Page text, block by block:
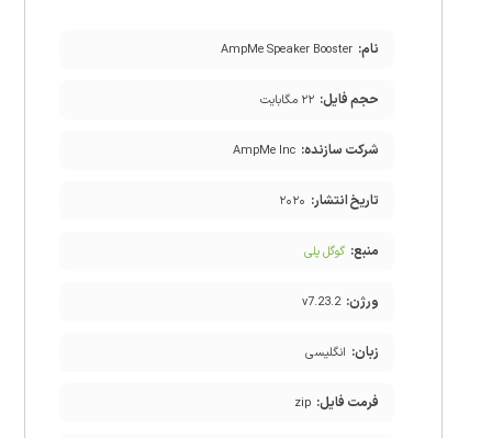
نام: AmpMe Speaker Booster
حجم فایل: ۲۲ مگابایت
شرکت سازنده: AmpMe Inc
تاریخ انتشار: ۲۰۲۰
منبع: گوگل پلی
ورژن: v7.23.2
زبان: انگلیسی
فرمت فایل: zip